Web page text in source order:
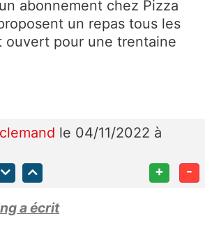
abonnement chez Pizza
un repas tous les
ouvert pour une trentaine
clemand le 04/11/2022 à
+ -
a écrit